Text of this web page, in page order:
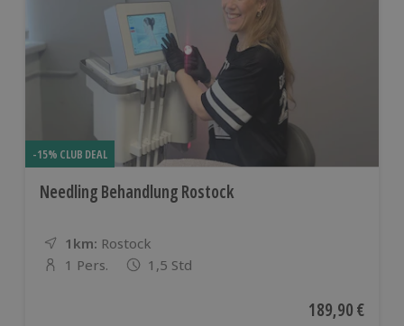
-15% CLUB DEAL
Needling Behandlung Rostock
1km: Entfernung
Standort
Rostock
Anzahl der Teilnehmer
1 Pers. 1,5 Std
Aktueller Preis
189,90 €